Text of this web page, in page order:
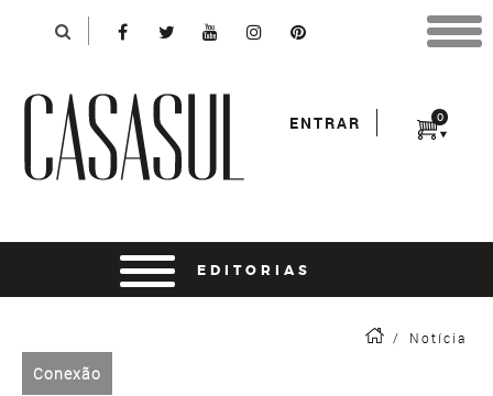
0
ENTRAR
/ Notícia
Conexão
*Para finalizar sua compra informe seu e-mail:
*Senha:
entrar usando o facebook